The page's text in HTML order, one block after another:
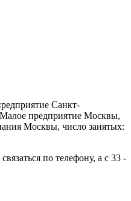
Санкт-
предприятие Москвы,
Москвы, число занятых:
по телефону, а с 33 -